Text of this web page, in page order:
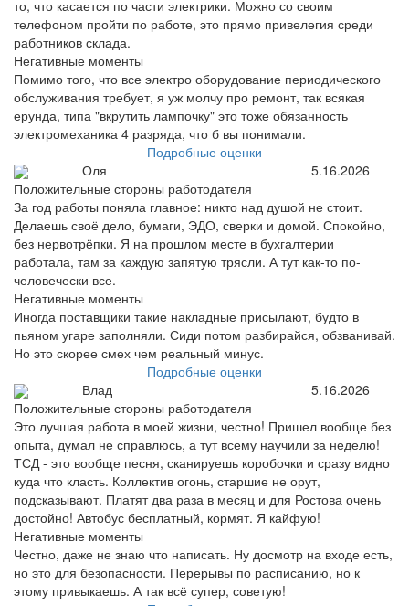
то, что касается по части электрики. Можно со своим
телефоном пройти по работе, это прямо привелегия среди
работников склада.
Негативные моменты
Помимо того, что все электро оборудование периодического
обслуживания требует, я уж молчу про ремонт, так всякая
ерунда, типа "вкрутить лампочку" это тоже обязанность
электромеханика 4 разряда, что б вы понимали.
Подробные оценки
Оля
5.16.2026
Положительные стороны работодателя
За год работы поняла главное: никто над душой не стоит.
Делаешь своё дело, бумаги, ЭДО, сверки и домой. Спокойно,
без нервотрёпки. Я на прошлом месте в бухгалтерии
работала, там за каждую запятую трясли. А тут как-то по-
человечески все.
Негативные моменты
Иногда поставщики такие накладные присылают, будто в
пьяном угаре заполняли. Сиди потом разбирайся, обзванивай.
Но это скорее смех чем реальный минус.
Подробные оценки
Влад
5.16.2026
Положительные стороны работодателя
Это лучшая работа в моей жизни, честно! Пришел вообще без
опыта, думал не справлюсь, а тут всему научили за неделю!
ТСД - это вообще песня, сканируешь коробочки и сразу видно
куда что класть. Коллектив огонь, старшие не орут,
подсказывают. Платят два раза в месяц и для Ростова очень
достойно! Автобус бесплатный, кормят. Я кайфую!
Негативные моменты
Честно, даже не знаю что написать. Ну досмотр на входе есть,
но это для безопасности. Перерывы по расписанию, но к
этому привыкаешь. А так всё супер, советую!